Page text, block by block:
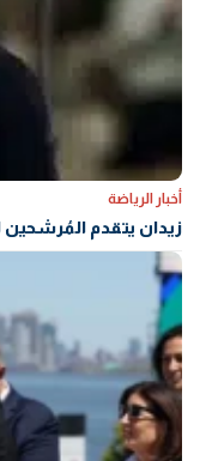
أخبار الرياضة
زيدان يتقدم